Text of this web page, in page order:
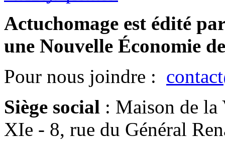
Actuchomage est édité
une Nouvelle Économie
Pour nous joindre :
Siège social : Maison de la
XIe - 8, rue du Général